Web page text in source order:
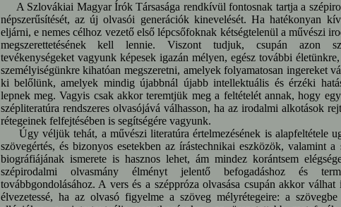
A Szlovákiai Magyar Írók Társasága rendkívül fontosnak tartja a
népszerűsítését, az új olvasói generációk kinevelését. Ha hatékonyan
eljárni, e nemes célhoz vezető első lépcsőfoknak kétségtelenül a művészi
megszerettetésének kell lennie. Viszont tudjuk, csupán azon
tevékenységeket vagyunk képesek igazán mélyen, egész további
személyiségünkre kihatóan megszeretni, amelyek folyamatosan ingereket
ki belőlünk, amelyek mindig újabbnál újabb intellektuális és érzéki
lepnek meg. Vagyis csak akkor teremtjük meg a feltételét annak, hogy
szépliteratúra rendszeres olvasójává válhasson, ha az irodalmi alkotások
rétegeinek felfejtésében is segítségére vagyunk.
Úgy véljük tehát, a művészi literatúra értelmezésének is alapfeltétele
szövegértés, és bizonyos esetekben az írástechnikai eszközök, valamint a
biográfiájának ismerete is hasznos lehet, ám mindez korántsem
szépirodalmi olvasmány élményt jelentő befogadáshoz és
továbbgondolásához. A vers és a széppróza olvasása csupán akkor válhat
élvezetessé, ha az olvasó figyelme a szöveg mélyrétegeire: a